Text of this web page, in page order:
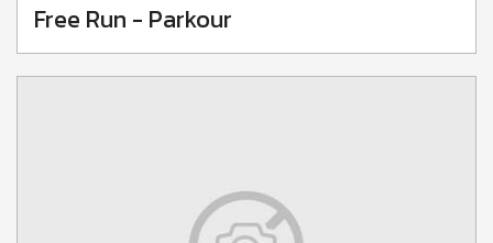
Free Run - Parkour